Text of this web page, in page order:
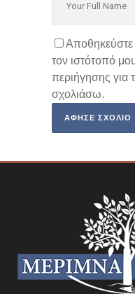
Αποθηκεύστε
τον ιστότοπό
περιήγησης
σχολιάσω.